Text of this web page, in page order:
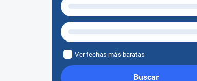
Ver fechas más baratas
Buscar